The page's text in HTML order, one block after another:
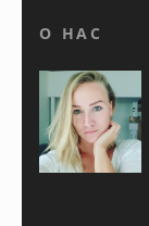
О НАС